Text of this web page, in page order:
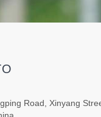
Road, Xinyang